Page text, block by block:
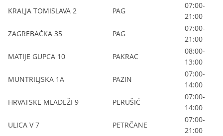
KRALJA TOMISLAVA 2
PAG
07:00-
21:00
ZAGREBAČKA 35
PAG
07:00-
21:00
MATIJE GUPCA 10
PAKRAC
08:00-
13:00
MUNTRILJSKA 1A
PAZIN
07:00-
14:00
HRVATSKE MLADEŽI 9
PERUŠIĆ
07:00-
14:00
ULICA V 7
PETRČANE
07:00-
21:00